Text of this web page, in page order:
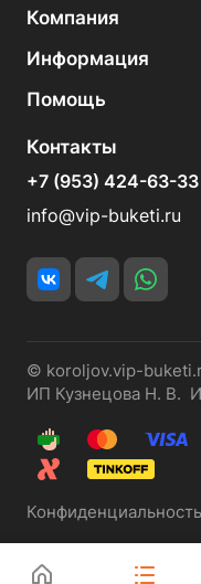
Компания
Информация
Помощь
Контакты
+7 (953) 424-63-33
info@vip-buketi.ru
© koroljov.vip-
ИП Кузнецова Н. В.
Конфиденциальность